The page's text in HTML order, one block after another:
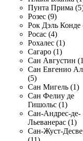
Пунта Прима
Розес (9)
Рок Дэль Конде
Росас (4)
Рохалес (1)
Сагаро (1)
Сан Августин
Сан Евгенио
(5)
Сан Мигель (1)
Сан Фелиу де
Гишольс (1)
Сан-Андрес-де-
Льеванерас (1)
Сан-Жуст-